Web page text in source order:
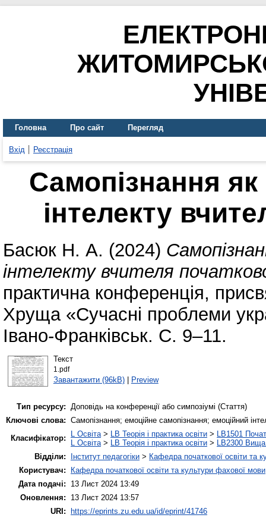
Головна Про сайт Перегляд
Вхід Реєстрація
Самопізнання
інтелекту
Басюк Н. А. (2024)
інтелекту вчителя
практична конференція,
Хруща «Сучасні проблеми
Івано-Франківськ. С. 9–11.
Текст
1.pdf
Завантажити (96kB)| Preview
Тип ресурсу: Доповідь на конференції або симпозіумі (Стаття)
Ключові слова: Самопізнання; емоційне самопізнання; емоційний
Класифікатор:
L Освіта> LB Теорія і практика освіти > LB1501
L Освіта> LB Теорія і практика освіти > LB2300 Вища
Відділи:
Інститут педагогіки > Кафедра початкової освіти та
Користувач:
Кафедра початкової освіти та культури фахової мови
Дата подачі:
13 Лист 2024 13:49
Оновлення:
13 Лист 2024 13:57
URI:
https://eprints.zu.edu.ua/id/eprint/41746